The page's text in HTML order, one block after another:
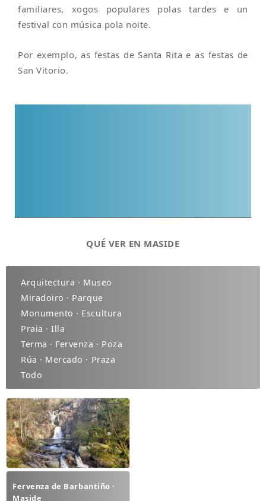
familiares, xogos populares polas tardes e un
festival con música pola noite.
Por exemplo, as festas de Santa Rita e as festas de
San Vitorio.
QUÉ VER EN MASIDE
Arquitectura · Museo
Miradoiro · Parque
Monumento · Escultura
Praia · Illa
Terma · Fervenza · Poza
Rúa · Mercado · Praza
Todo
Fervenza de Barbantiño ·
Maside